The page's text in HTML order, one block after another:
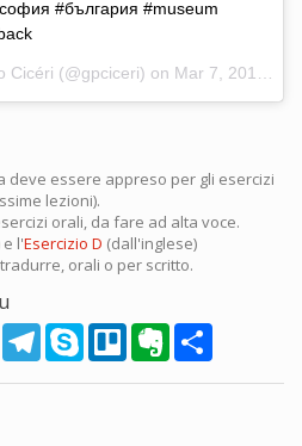
#българия #museum
Cicéri (@gpciceri) on Mar 7, 2017 at 12:04pm PST
deve essere appreso per gli esercizi
lezioni).
orali, da fare ad alta voce.
l'Esercizio D (dall'inglese)
orali o per scritto.
MessengerTelegramSkype Trello Evernote